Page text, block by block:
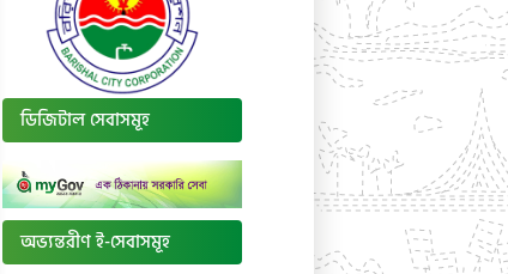
ডিজিটাল সেবাসমূহ
অভ্যন্তরীণ ই-সেবাসমূহ